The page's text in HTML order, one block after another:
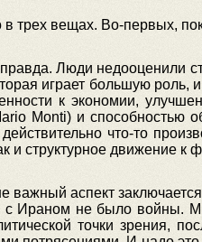
трех вещах. Во-первых,
правда. Люди недооценили
играет большую роль,
к экономии,
Monti) и способностью
что-то
и структурное движение к
важный аспект
с Ираном не было войны.
точки зрения,